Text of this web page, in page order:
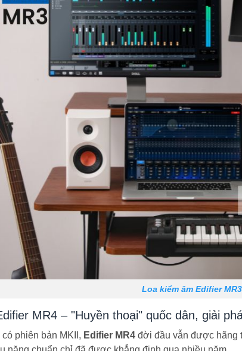
Loa kiểm âm Edifier
MR4 – "Huyền thoại" quốc dân, giải
phiên bản MKII, Edifier MR4 đời đầu vẫn được hãng